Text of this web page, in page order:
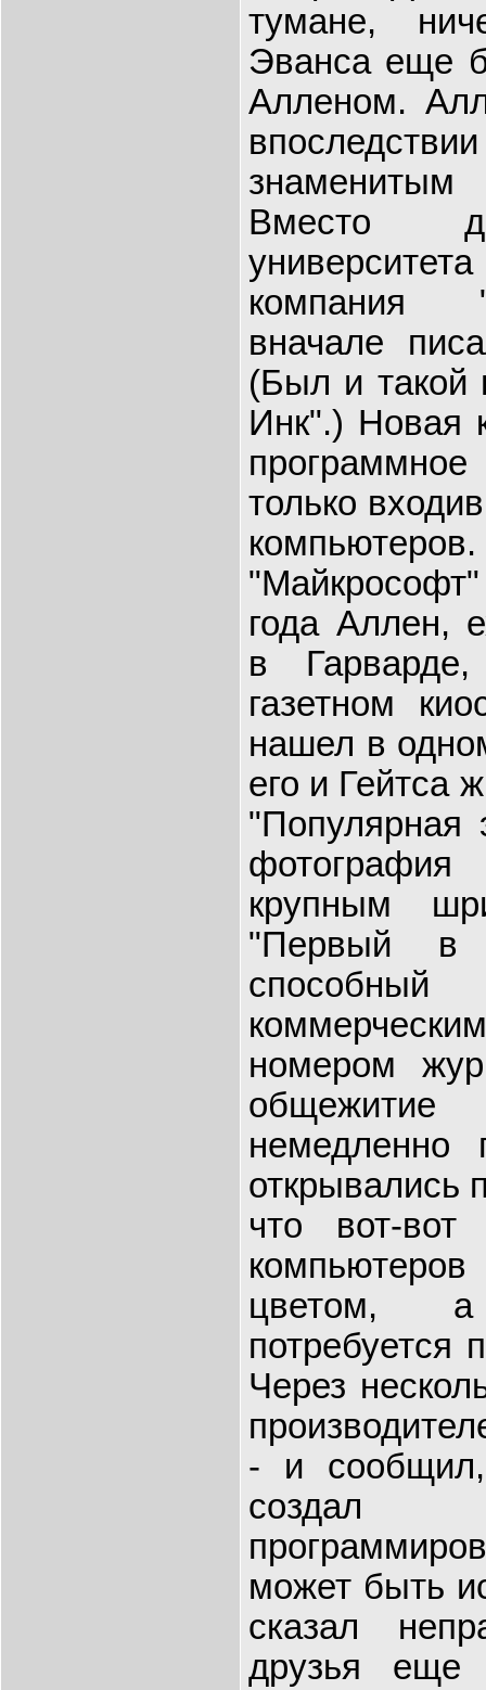
тумане,
Эванса еще
Алленом.
Вместо
компания
вначале
(Был и такой
Инк".) Новая
программное
только
года Аллен,
в
газетном
нашел в
его и Гейтса
"Популярная
крупным
"Первый в
номером
немедленно
открывались
что вот-
цветом,
потребуется
Через
- и
создал
может быть
сказал
друзья еще